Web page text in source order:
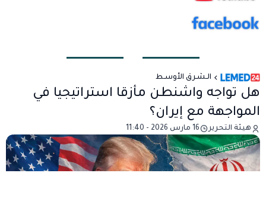
الـشـرق الأوسـط
هل تواجه واشنطن مأزقا استراتيجيا في
المواجهة مع إيران؟
هيئة التحرير 16 مارس 2026 - 11:40